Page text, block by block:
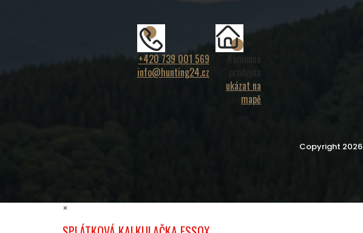
+420 739 001 569
info@hunting24.cz
Kamenná
prodejna
ukázat na
mapě
Copyright 2026
×